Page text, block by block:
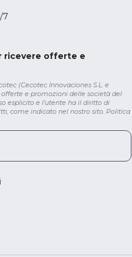
7
ricevere offerte e
(Cecotec Innovaciones S.L. e
e promozioni delle società del
esplicito e l'utente ha il diritto di
come indicato nel nostro sito. Politica